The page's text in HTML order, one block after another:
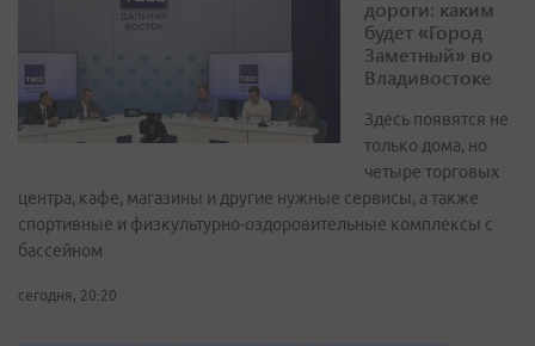
дороги: каким
будет «Город
Заметный» во
Владивостоке
Здесь появятся не
только дома, но
четыре торговых
центра, кафе, магазины и другие нужные сервисы, а также
спортивные и физкультурно-оздоровительные комплексы с
бассейном
сегодня, 20:20